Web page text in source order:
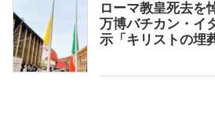
ローマ教皇死去を
万博バチカン・イ
示「キリストの埋